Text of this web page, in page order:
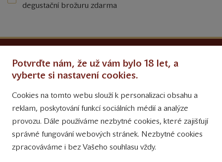
degustační brožuru zdarma
Obchodní podmínky
Přinášíme vám týdně
tipy na Facebooku
Sledujte nás
na Instagramu
Potvrďte nám, že už vám bylo 18 let, a
vyberte si nastavení cookies.
Cookies na tomto webu slouží k personalizaci obsahu a
reklam, poskytování funkcí sociálních médií a analýze
provozu. Dále používáme nezbytné cookies, které zajišťují
správné fungování webových stránek. Nezbytné cookies
zpracováváme i bez Vašeho souhlasu vždy.